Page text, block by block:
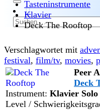
Suchen
nach:
Tasteninstrumente
Klavier
Deck The Rooftop
Verschlagwortet mit
festival, film/tv, movies,
Peer
Deck
Instrument: Klavier Solo
Level /